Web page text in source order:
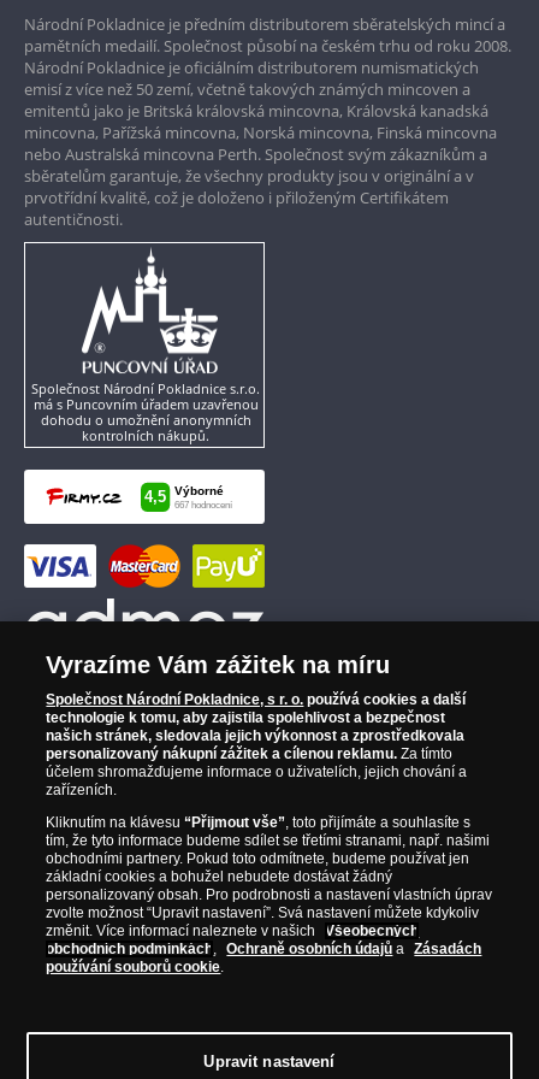
Garance nejvyšší kvality
Pouze originální produkty
Národní Pokladnice je předním distributorem sběratelských mincí a
pamětních medailí. Společnost působí na českém trhu od roku 2008.
Národní Pokladnice je oficiálním distributorem numismatických
emisí z více než 50 zemí, včetně takových známých mincoven a
emitentů jako je Britská královská mincovna, Královská kanadská
mincovna, Pařížská mincovna, Norská mincovna, Finská mincovna
nebo Australská mincovna Perth. Společnost svým zákazníkům a
sběratelům garantuje, že všechny produkty jsou v originální a v
prvotřídní kvalitě, což je doloženo i přiloženým Certifikátem
autentičnosti.
Společnost Národní Pokladnice s.r.o.
má s Puncovním úřadem uzavřenou
dohodu o umožnění anonymních
kontrolních nákupů.
Tel.: 810 100 500E-mail: info@narodnipokladnice.cz, www.narodnipokladnice.cz;
soudem v Praze, oddíl C, vložka 146644
Vyrazíme Vám zážitek na míru
Společnost Národní Pokladnice, s r. o. používá cookies a další
technologie k tomu, aby zajistila spolehlivost a bezpečnost
našich stránek, sledovala jejich výkonnost a zprostředkovala
personalizovaný nákupní zážitek a cílenou reklamu. Za tímto
účelem shromažďujeme informace o uživatelích, jejich chování a
zařízeních.
Kliknutím na klávesu“Přijmout vše”, toto přijímáte a souhlasíte s
tím, že tyto informace budeme sdílet se třetími stranami, např. našimi
obchodními partnery. Pokud toto odmítnete, budeme používat jen
základní cookies a bohužel nebudete dostávat žádný
personalizovaný obsah. Pro podrobnosti a nastavení vlastních úprav
zvolte možnost “Upravit nastavení”. Svá nastavení můžete kdykoliv
změnit. Více informací naleznete v našich
Všeobecných
obchodních podmínkách , Ochraně osobních údajů a
Zásadách
používání souborů cookie.
Upravit nastavení